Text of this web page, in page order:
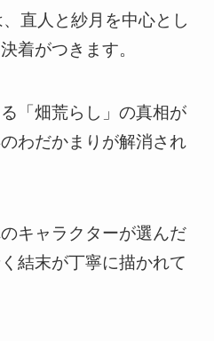
直人と紗月を中心とし
着がつきます。
「畑荒らし」の真相が
わだかまりが解消され
キャラクターが選んだ
結末が丁寧に描かれて